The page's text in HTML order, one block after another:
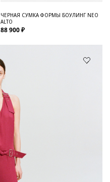
ЧЕРНАЯ СУМКА ФОРМЫ БОУЛИНГ NEO
ALTO
88 900 ₽